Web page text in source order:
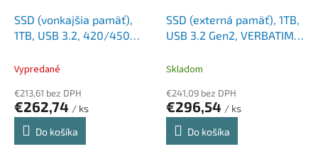
SSD (vonkajšia pamäť),
1TB, USB 3.2, 420/450
Vypredané
€213,61 bez DPH
€262,74 / ks
Do košíka
SSD (externá pamäť), 1TB,
USB 3.2 Gen2, VERBATIM
červená
Skladom
€241,09 bez DPH
€296,54 / ks
Do košíka